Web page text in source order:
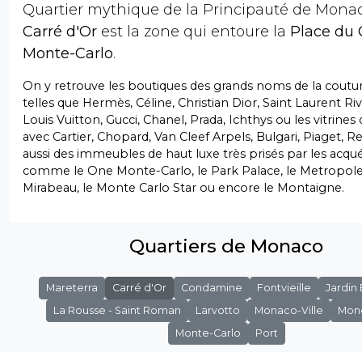
Quartier mythique de la Principauté de
Carré d'Or est la zone qui entoure la Place du
Monte-Carlo.
On y retrouve les boutiques des grands noms de la
telles que Hermès, Céline, Christian Dior, Saint Laurent
Louis Vuitton, Gucci, Chanel, Prada, Ichthys ou les vitrines
avec Cartier, Chopard, Van Cleef Arpels, Bulgari, Piaget,
aussi des immeubles de haut luxe très prisés par les
comme le One Monte-Carlo, le Park Palace, le
Mirabeau, le Monte Carlo Star ou encore le Montaigne.
Quartiers de Monaco
Mareterra Carré d'Or Condamine Fontvieille
Jardin
La Rousse - Saint Roman
Larvotto Monaco-Ville
Monte-Carlo
Port